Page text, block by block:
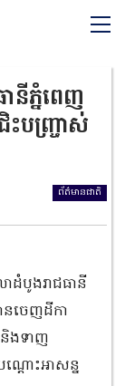
នីភ្នំពេញ
បញ្ច្រាស់
ព័ត៌មានជាតិ
ដំបូងរាជធានី
នចេញដីកា
និងទាញ
ណ្តោះអាសន្ន